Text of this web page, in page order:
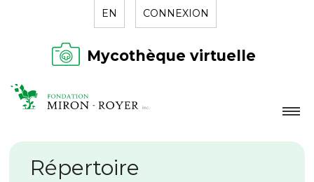
EN CONNEXION
Mycothèque virtuelle
LA FONDATION
NOUVELLES
Répertoire